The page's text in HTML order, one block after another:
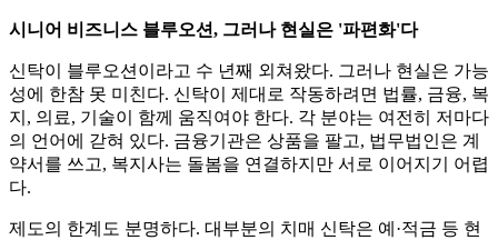
시니어 비즈니스 블루오션, 그러나 현실은 '파편화'다
신탁이 블루오션이라고 수 년째 외쳐왔다. 그러나 현실은 가능
성에 한참 못 미친다. 신탁이 제대로 작동하려면 법률, 금융, 복
지, 의료, 기술이 함께 움직여야 한다. 각 분야는 여전히 저마다
의 언어에 갇혀 있다. 금융기관은 상품을 팔고, 법무법인은 계
약서를 쓰고, 복지사는 돌봄을 연결하지만 서로 이어지기 어렵
다.
제도의 한계도 분명하다. 대부분의 치매 신탁은 예·적금 등 현